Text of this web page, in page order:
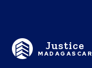
Justice
MADAGASCAR